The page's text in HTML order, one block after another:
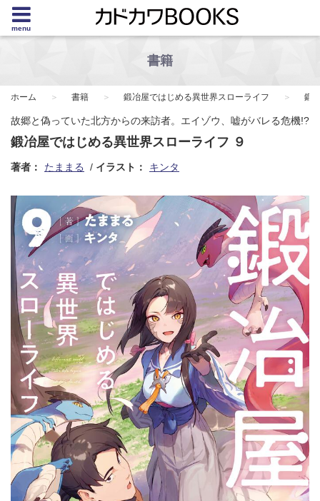
menu
書籍
ホーム 書籍 鍛冶屋ではじめる異世界スローライフ 鍛
故郷と偽っていた北方からの来訪者。エイゾウ、嘘がバレる危機!?
鍛冶屋ではじめる異世界スローライフ ９
著者： たままる イラスト： キンタ